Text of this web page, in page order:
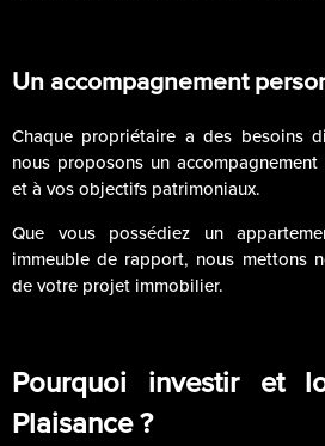
Un accompagnement
Chaque propriétaire a des besoins
nous proposons un
et à vos objectifs patrimoniaux.
Que vous possédiez un
immeuble de rapport, nous mettons
de votre projet immobilier.
Pourquoi investir et
Plaisance ?